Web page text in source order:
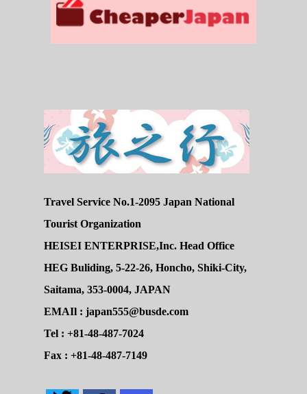
Travel Service No.1-2095 Japan National
Tourist Organization
HEISEI ENTERPRISE,Inc. Head Office
HEG Buliding, 5-22-26, Honcho, Shiki-City,
Saitama, 353-0004, JAPAN
EMAIl : japan555@busde.com
Tel : +81-48-487-7024
Fax : +81-48-487-7149